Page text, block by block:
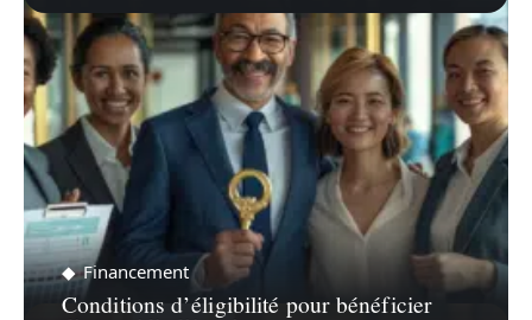
Financement
Conditions d’éligibilité pour bénéficier